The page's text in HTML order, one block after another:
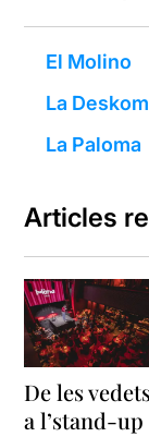
El Molino
La
La Paloma
Articles
De les
a l’stand-up